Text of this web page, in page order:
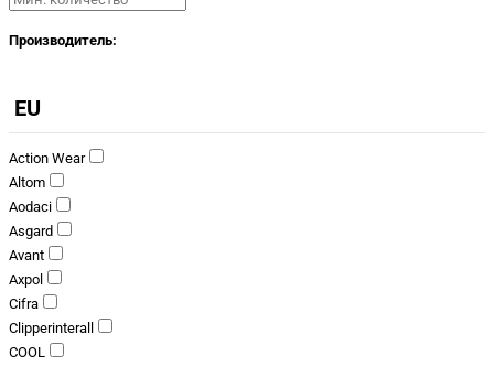
Производитель:
EU
Action Wear
Altom
Aodaci
Asgard
Avant
Axpol
Cifra
Clipperinterall
COOL